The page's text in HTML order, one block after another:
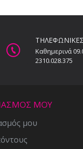
Καθημερινά
2310.028.375
ΜΟΥ
μου